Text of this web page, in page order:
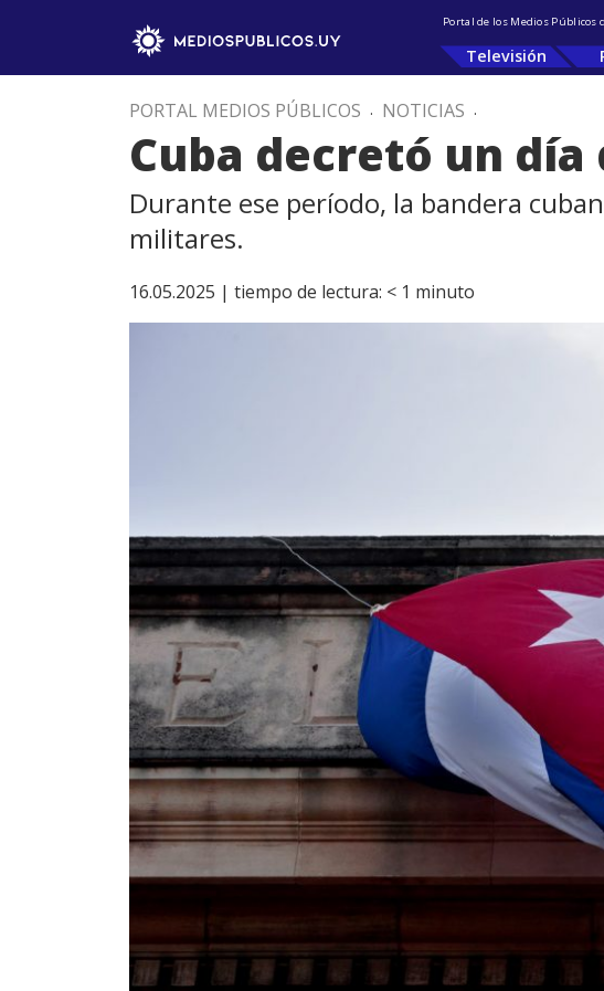
Portal de los Medios Públicos
Televisión
PORTAL MEDIOS PÚBLICOS . NOTICIAS .
Cuba decretó un
Durante ese período, la bandera
militares.
16.05.2025 | tiempo de lectura: < 1 minuto